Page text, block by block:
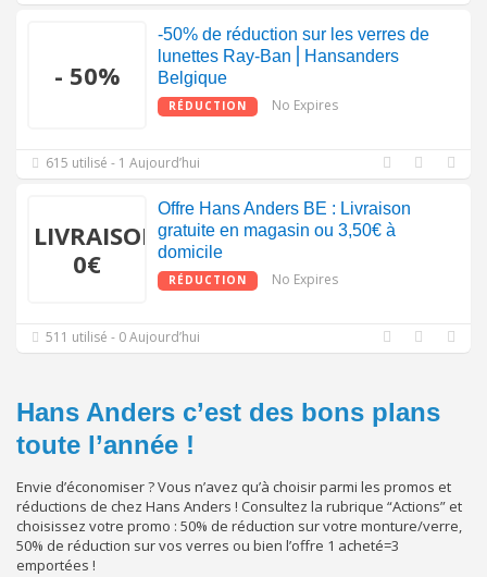
- 50%
-50% de réduction sur les verres de
lunettes Ray-Ban⎪Hansanders
Belgique
RÉDUCTION No Expires
615 utilisé - 1 Aujourd’hui
LIVRAISON
0€
Offre Hans Anders BE : Livraison
gratuite en magasin ou 3,50€ à
domicile
RÉDUCTION No Expires
511 utilisé - 0 Aujourd’hui
Hans Anders c’est des bons plans
toute l’année !
Envie d’économiser ? Vous n’avez qu’à choisir parmi les promos et
réductions de chez Hans Anders ! Consultez la rubrique “Actions” et
choisissez votre promo : 50% de réduction sur votre monture/verre,
50% de réduction sur vos verres ou bien l’offre 1 acheté=3
emportées !